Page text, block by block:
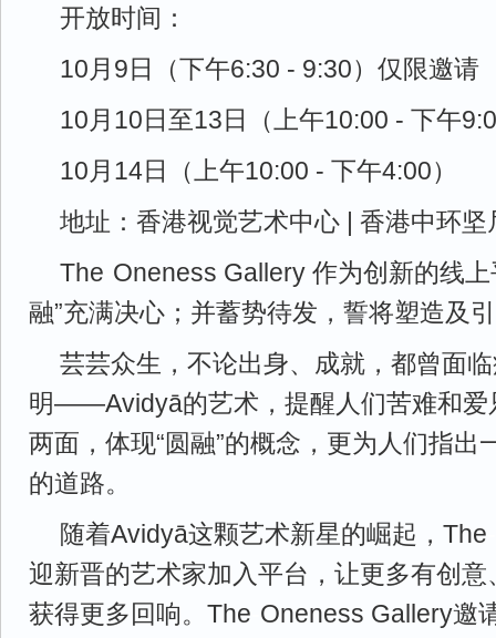
开放时间：
10月9日（下午6:30 - 9:30）仅限邀请
10月10日至13日（上午10:00 - 下午
10月14日（上午10:00 - 下午4:00）
地址：香港视觉艺术中心 | 香港中环
The Oneness Gallery 作为创新的线上
融”充满决心；并蓄势待发，誓将塑造及
芸芸众生，不论出身、成就，都曾面
明——Avidyā的艺术，提醒人们苦难和爱
两面，体现“圆融”的概念，更为人们指出
的道路。
随着Avidyā这颗艺术新星的崛起，The
迎新晋的艺术家加入平台，让更多有创
获得更多回响。The Oneness Gallery邀